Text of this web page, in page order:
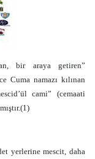
bir araya getiren”
Cuma namazı kılınan
cami” (cemaati
yerlerine mescit, daha